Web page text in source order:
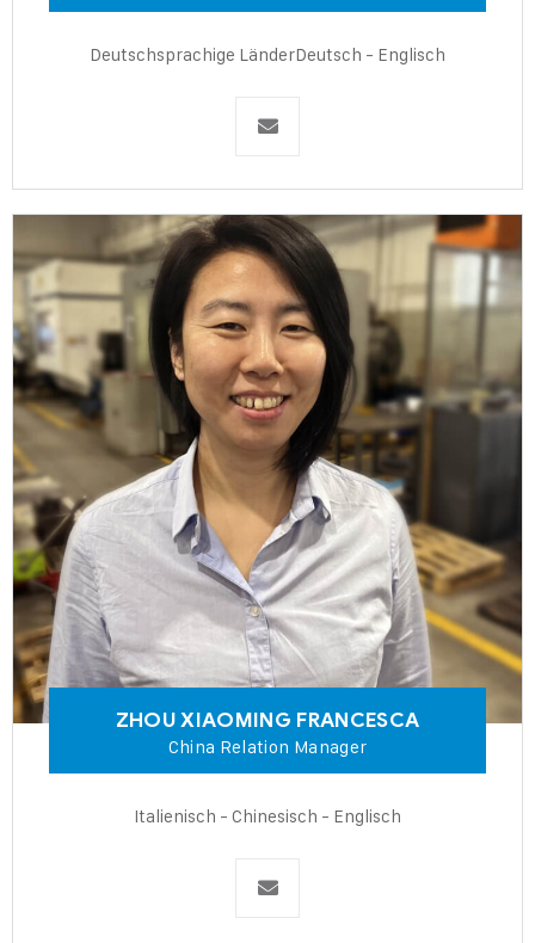
Deutschsprachige LänderDeutsch - Englisch
ZHOU XIAOMING FRANCESCA
China Relation Manager
Italienisch - Chinesisch - Englisch